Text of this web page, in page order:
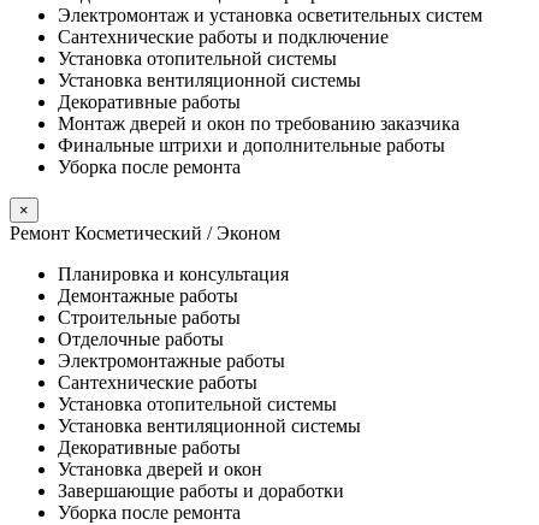
Электромонтаж и установка осветительных систем
Сантехнические работы и подключение
Установка отопительной системы
Установка вентиляционной системы
Декоративные работы
Монтаж дверей и окон по требованию заказчика
Финальные штрихи и дополнительные работы
Уборка после ремонта
×
Ремонт Косметический / Эконом​
Планировка и консультация
Демонтажные работы
Строительные работы
Отделочные работы
Электромонтажные работы
Сантехнические работы
Установка отопительной системы
Установка вентиляционной системы
Декоративные работы
Установка дверей и окон
Завершающие работы и доработки
Уборка после ремонта